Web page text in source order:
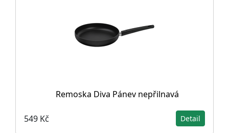
Remoska Diva Pánev nepřilnavá
549 Kč Detail